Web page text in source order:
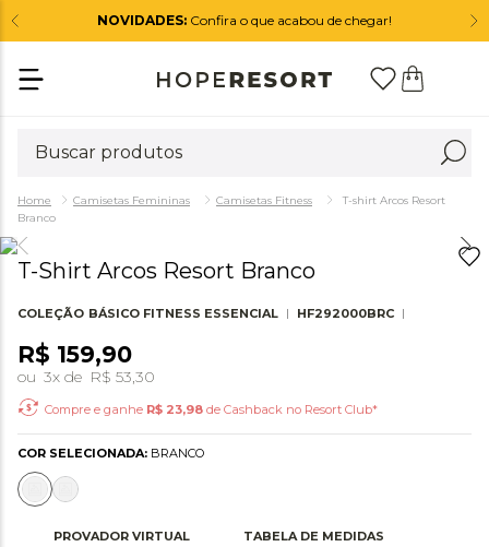
NOVIDADES: Confira o que acabou de chegar!
Camisetas Femininas Camisetas Fitness
T-shirt Arcos Resort
Branco
T-Shirt Arcos Resort Branco
COLEÇÃO BÁSICO FITNESS ESSENCIAL HF292000BRC
R$ 159,90
ou 3x de R$ 53,30
Compre e ganhe R$ 23,98 de Cashback no Resort Club*
COR SELECIONADA: BRANCO
PROVADOR VIRTUAL TABELA DE MEDIDAS